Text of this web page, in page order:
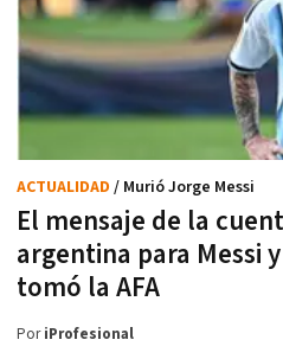
El mensaje de la
argentina para Messi
tomó la AFA
ACTUALIDAD / Murió Jorge Messi
PoriProfesional